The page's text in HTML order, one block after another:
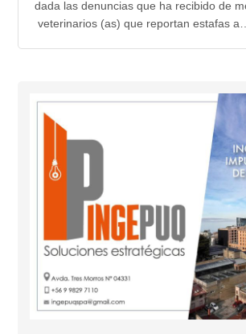
dada las denuncias que ha recibido de
veterinarios (as) que reportan estafas